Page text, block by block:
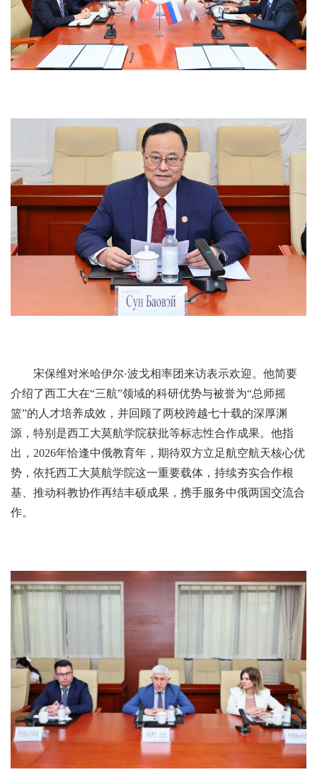
宋保维对米哈伊尔·波戈相率团来访表示欢迎。他简要
介绍了西工大在“三航”领域的科研优势与被誉为“总师摇
篮”的人才培养成效，并回顾了两校跨越七十载的深厚渊
源，特别是西工大莫航学院获批等标志性合作成果。他指
出，2026年恰逢中俄教育年，期待双方立足航空航天核心优
势，依托西工大莫航学院这一重要载体，持续夯实合作根
基、推动科教协作再结丰硕成果，携手服务中俄两国交流合
作。